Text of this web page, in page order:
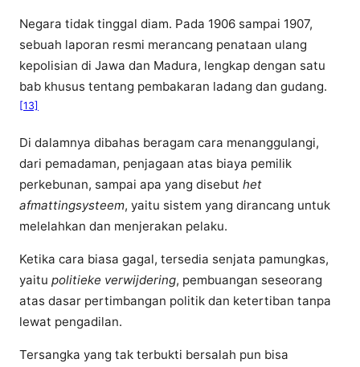
Negara tidak tinggal diam. Pada 1906 sampai 1907,
sebuah laporan resmi merancang penataan ulang
kepolisian di Jawa dan Madura, lengkap dengan satu
bab khusus tentang pembakaran ladang dan gudang.
[13]
Di dalamnya dibahas beragam cara menanggulangi,
dari pemadaman, penjagaan atas biaya pemilik
perkebunan, sampai apa yang disebut het
afmattingsysteem, yaitu sistem yang dirancang untuk
melelahkan dan menjerakan pelaku.
Ketika cara biasa gagal, tersedia senjata pamungkas,
yaitu politieke verwijdering, pembuangan seseorang
atas dasar pertimbangan politik dan ketertiban tanpa
lewat pengadilan.
Tersangka yang tak terbukti bersalah pun bisa